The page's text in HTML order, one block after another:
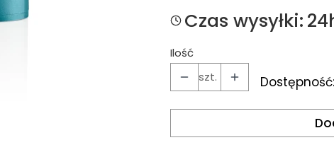
Czas wysyłki:
Ilość
szt.
Dostępność: